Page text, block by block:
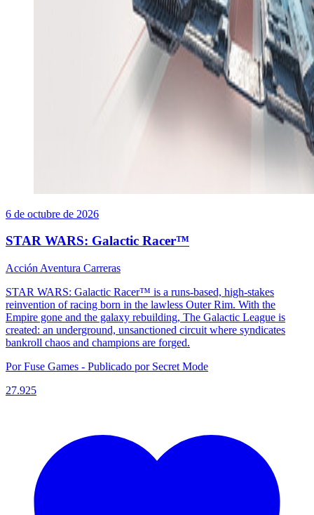
6 de octubre de 2026
STAR WARS: Galactic Racer™
Acción Aventura Carreras
STAR WARS: Galactic Racer™ is a ​runs-based, ​high-stakes
reinvention of racing born in the lawless Outer Rim. With the
Empire gone and the galaxy rebuilding, The Galactic League is
created: an underground, unsanctioned circuit where syndicates
bankroll chaos and champions are forged.
Por Fuse Games - Publicado por Secret Mode
27.925